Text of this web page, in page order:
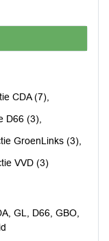
CDA (7),
D66 (3),
GroenLinks (3),
VVD (3)
GL, D66, GBO,